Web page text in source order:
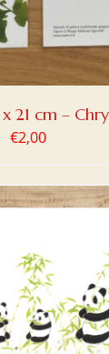
21 cm –
€2,00